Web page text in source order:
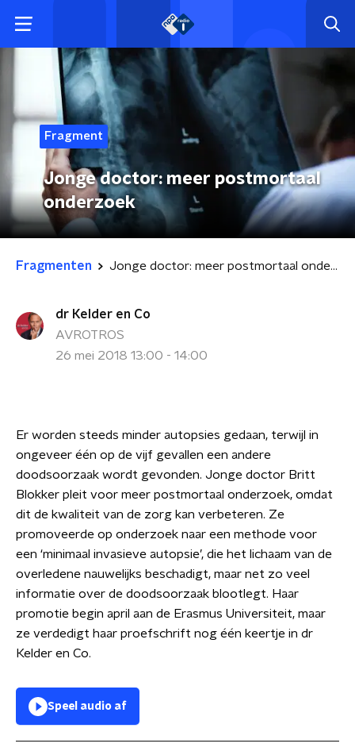
Fragment
Jonge doctor: meer postmortaal
onderzoek
Fragmenten Jonge doctor: meer postmortaal onderzoek
dr Kelder en Co
AVROTROS
26 mei 2018 13:00 - 14:00
Er worden steeds minder autopsies gedaan, terwijl in
ongeveer één op de vijf gevallen een andere
doodsoorzaak wordt gevonden. Jonge doctor Britt
Blokker pleit voor meer postmortaal onderzoek, omdat
dit de kwaliteit van de zorg kan verbeteren. Ze
promoveerde op onderzoek naar een methode voor
een ‘minimaal invasieve autopsie’, die het lichaam van de
overledene nauwelijks beschadigt, maar net zo veel
informatie over de doodsoorzaak blootlegt. Haar
promotie begin april aan de Erasmus Universiteit, maar
ze verdedigt haar proefschrift nog één keertje in dr
Kelder en Co.
Speel audio af